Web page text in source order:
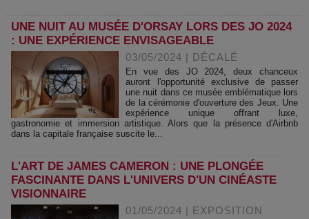
UNE NUIT AU MUSÉE D'ORSAY LORS DES JO 2024
: UNE EXPÉRIENCE ENVISAGEABLE
03/05/2024 | DÉCALÉ
En vue des JO 2024, deux chanceux
auront l'opportunité exclusive de passer
une nuit dans ce musée emblématique lors
de la cérémonie d'ouverture des Jeux. Une
expérience unique offrant luxe,
gastronomie et immersion artistique. Alors que la présence d'Airbnb
dans la capitale française suscite le...
L'ART DE JAMES CAMERON : UNE PLONGÉE
FASCINANTE DANS L'UNIVERS D'UN CINÉASTE
VISIONNAIRE
01/05/2024 | EXPOSITION